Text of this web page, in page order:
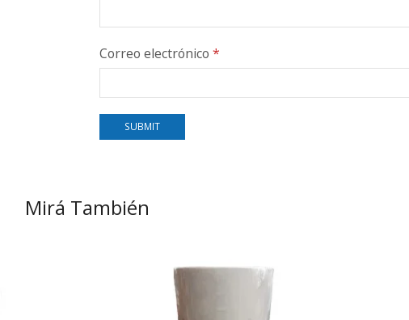
Correo electrónico *
Mirá También